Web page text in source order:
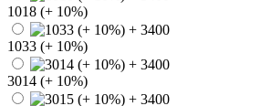
1018 (+ 10%)
1033 (+ 10%)
3014 (+ 10%)